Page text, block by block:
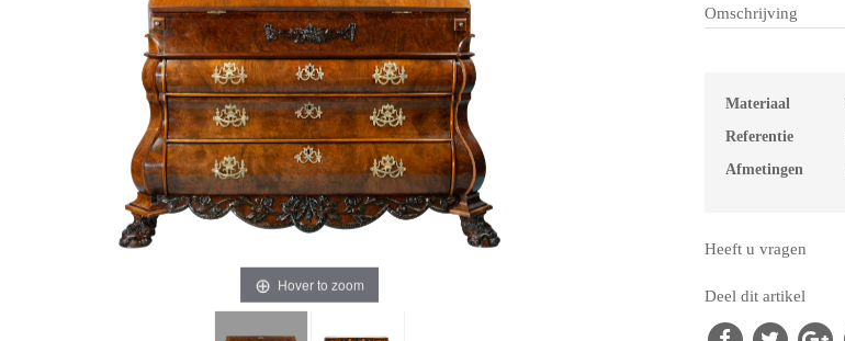
Hover to zoom
Omschrijving
Materiaal
Referentie
Afmetingen
Heeft u vragen
Deel dit artikel